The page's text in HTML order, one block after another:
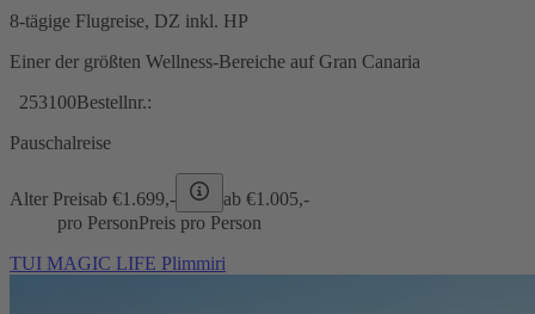
8-tägige Flugreise, DZ inkl. HP
Einer der größten Wellness-Bereiche auf Gran Canaria
253100Bestellnr.:
Pauschalreise
Alter Preisab €1.699,- ab €1.005,-
pro PersonPreis pro Person
TUI MAGIC LIFE Plimmiri